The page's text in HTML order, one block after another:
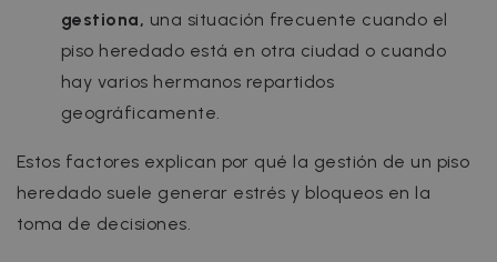
gestiona, una situación frecuente cuando el
piso heredado está en otra ciudad o cuando
hay varios hermanos repartidos
geográficamente.
Estos factores explican por qué la gestión de un piso
heredado suele generar estrés y bloqueos en la
toma de decisiones.